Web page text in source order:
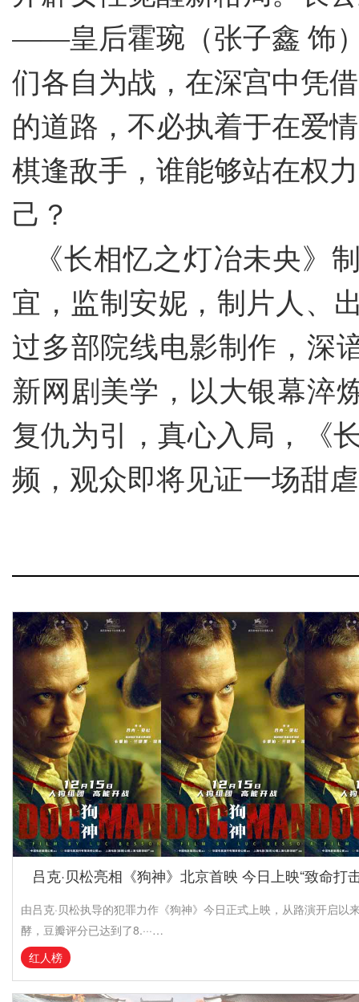
——皇后霍琬（张子鑫 饰
们各自为战，在深宫中凭
的道路，不必执着于在爱
棋逢敌手，谁能够站在权
己？
《长相忆之灯冶未央》
宜，监制安妮，制片人、
过多部院线电影制作，深
新网剧美学，以大银幕淬
复仇为引，真心入局，《
频，观众即将见证一场甜
吕克·贝松亮相《狗神》北京首映 今日上映“致命打
由吕克·贝松执导的犯罪力作《狗神》今日正式上映，从路演开启以
酵，豆瓣评分已达到了8.···…
红人榜